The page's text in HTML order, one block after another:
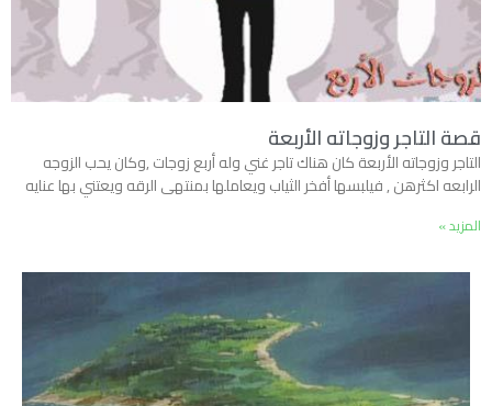
قصة التاجر وزوجاته الأربعة
التاجر وزوجاته الأربعة كان هناك تاجر غني وله أربع زوجات ,وكان يحب الزوجه
الرابعه اكثرهن , فيلبسها أفخر الثياب ويعاملها بمنتهى الرقه ويعتني بها عنايه
المزيد »